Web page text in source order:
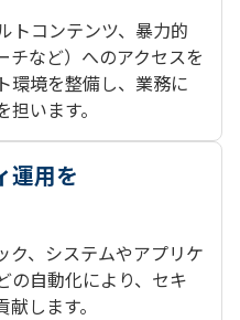
トコンテンツ、暴力的
チなど）へのアクセスを
環境を整備し、業務に
います。
運用を
ク、システムやアプリケ
の自動化により、セキ
します。